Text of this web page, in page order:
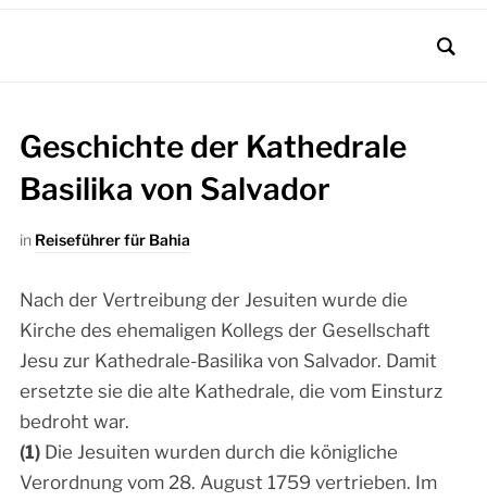
Geschichte der Kathedrale
Basilika von Salvador
in Reiseführer für Bahia
Nach der Vertreibung der Jesuiten wurde die
Kirche des ehemaligen Kollegs der Gesellschaft
Jesu zur Kathedrale-Basilika von Salvador. Damit
ersetzte sie die alte Kathedrale, die vom Einsturz
bedroht war.
(1)Die Jesuiten wurden durch die königliche
Verordnung vom 28. August 1759 vertrieben. Im